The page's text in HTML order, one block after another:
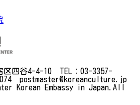
区四谷4-4-10 TEL：03-3357-
postmaster@koreanculture.jp
Korean Embassy in Japan.All